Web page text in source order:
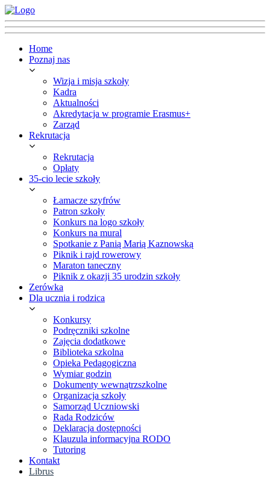
Home
Poznaj nas
Wizja i misja szkoły
Kadra
Aktualności
Akredytacja w programie Erasmus+
Zarząd
Rekrutacja
Rekrutacja
Opłaty
35-cio lecie szkoły
Łamacze szyfrów
Patron szkoły
Konkurs na logo szkoły
Konkurs na mural
Spotkanie z Panią Marią Kaznowską
Piknik i rajd rowerowy
Maraton taneczny
Piknik z okazji 35 urodzin szkoły
Zerówka
Dla ucznia i rodzica
Konkursy
Podręczniki szkolne
Zajęcia dodatkowe
Biblioteka szkolna
Opieka Pedagogiczna
Wymiar godzin
Dokumenty wewnątrzszkolne
Organizacja szkoły
Samorząd Uczniowski
Rada Rodziców
Deklaracja dostępności
Klauzula informacyjna RODO
Tutoring
Kontakt
Librus